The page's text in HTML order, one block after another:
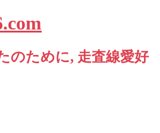
のために, 走査線愛好